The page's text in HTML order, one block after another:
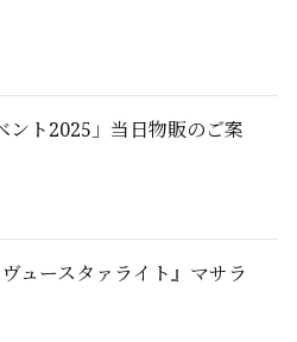
ント2025」当日物販のご案
ュースタァライト』マサラ